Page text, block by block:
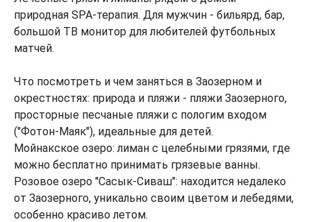
природная SPA-терапия. Для мужчин - бильярд, бар,
большой ТВ монитор для любителей футбольных
матчей.
Что посмотреть и чем заняться в Заозерном и
окрестностях: природа и пляжи - пляжи Заозерного,
просторные песчаные пляжи с пологим входом
("Фотон-Маяк"), идеальные для детей.
Мойнакское озеро: лиман с целебными грязями, где
можно бесплатно принимать грязевые ванны.
Розовое озеро "Сасык-Сиваш": находится недалеко
от Заозерного, уникально своим цветом и лебедями,
особенно красиво летом.